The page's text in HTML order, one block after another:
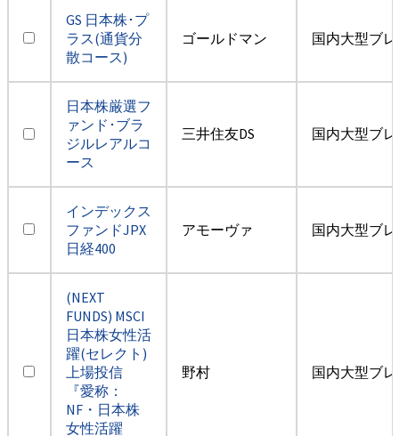
GS 日本株･プ
ラス(通貨分
散コース)
ゴールドマン 国内大型ブ
日本株厳選フ
ァンド･ブラ
ジルレアルコ
ース
三井住友DS 国内大型ブ
インデックス
ファンドJPX
日経400
アモーヴァ 国内大型ブ
(NEXT
FUNDS) MSCI
日本株女性活
躍(セレクト)
上場投信
『愛称：
NF・日本株
女性活躍
野村 国内大型ブ